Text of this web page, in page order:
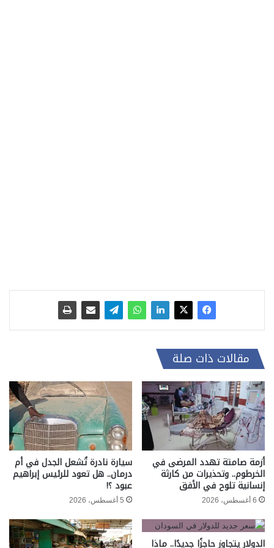
مقالات ذات صلة
أزمة صامتة تهدد المرضى في
الخرطوم.. وتحذيرات من كارثة
إنسانية تلوح في الأفق
6 أغسطس، 2026
سيارة نادرة تُشعل الجدل في أم
درمان.. هل تعود للرئيس إبراهيم
عبود ؟!
5 أغسطس، 2026
الدولار يتجاوز حاجزًا جديدًا.. ماذا